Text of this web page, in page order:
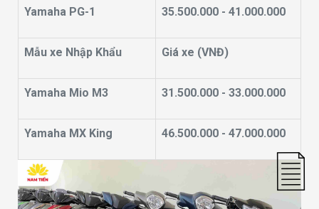
Yamaha PG-1 35.500.000 - 41.000.000
Mẫu xe Nhập Khẩu Giá xe (VNĐ)
Yamaha Mio M3 31.500.000 - 33.000.000
Yamaha MX King 46.500.000 - 47.000.000